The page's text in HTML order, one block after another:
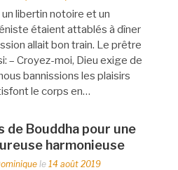
libertin notoire et un
étaient attablés à dîner
allait bon train. Le prêtre
– Croyez-moi, Dieu exige de
bannissions les plaisirs
le corps en…
de Bouddha pour une
harmonieuse
le 14 août 2019